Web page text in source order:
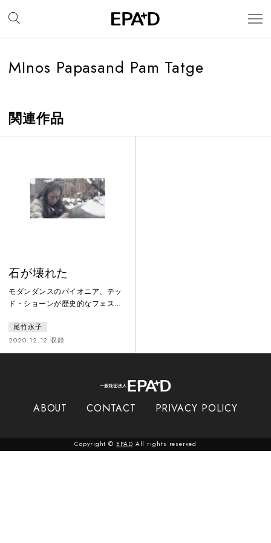
MInos Papasand Pam Tatge
関連作品
石が壊れた
モダンダンスのパイオニア、テッ
ド・ショーンが歴史的なフェステ
ー、ジェイコブズ・ピローは、
2020年11月17日に火災に見舞われ
消失した。この巨大な損失を記
の思いを表すためにダンスフィル
に埋もれた焼け跡のなかで踊っ
尾竹永子
2020.12.12 収録
ABOUT CONTACT PRIVACY POLICY
Copyright © EPAD All rights reserved